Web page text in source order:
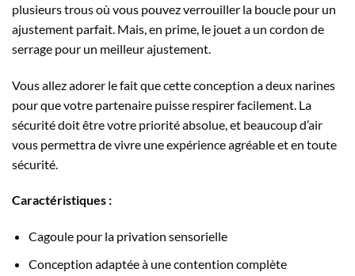
plusieurs trous où vous pouvez verrouiller la boucle pour un
ajustement parfait. Mais, en prime, le jouet a un cordon de
serrage pour un meilleur ajustement.
Vous allez adorer le fait que cette conception a deux narines
pour que votre partenaire puisse respirer facilement. La
sécurité doit être votre priorité absolue, et beaucoup d’air
vous permettra de vivre une expérience agréable et en toute
sécurité.
Caractéristiques :
Cagoule pour la privation sensorielle
Conception adaptée à une contention complète